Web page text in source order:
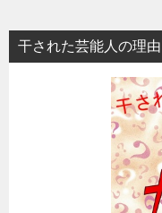
干された芸能人の理由